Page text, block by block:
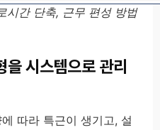
시간 단축, 근무 편성 방법
을 시스템으로 관리
따라 특근이 생기고, 설